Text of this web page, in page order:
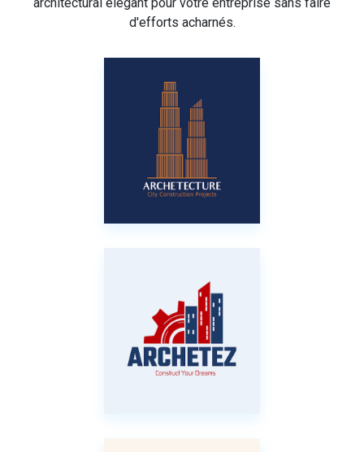
d'efforts acharnés.